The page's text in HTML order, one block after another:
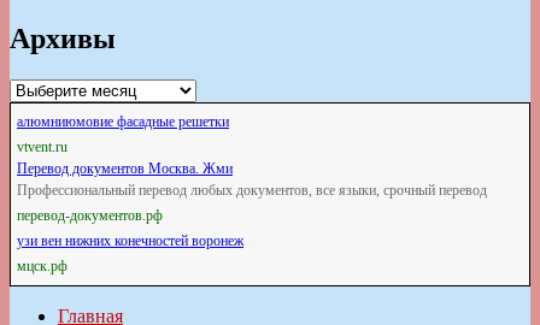
Архивы
Архивы
алюмниюмовие фасадные решетки
vtvent.ru
Перевод документов Москва. Жми
Профессиональный перевод любых документов, все языки, срочный перевод
перевод-документов.рф
узи вен нижних конечностей воронеж
мцск.рф
Главная